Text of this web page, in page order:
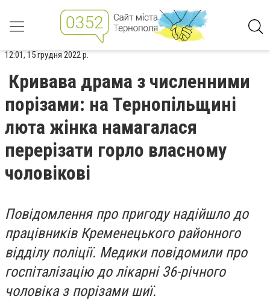
12:01, 15 грудня 2022 р.
Кривава драма з численними
порізами: на Тернопільщині
люта жінка намагалася
перерізати горло власному
чоловікові
Повідомлення про пригоду надійшло до
працівників Кременецького районного
відділу поліції. Медики повідомили про
госпіталізацію до лікарні 36-річного
чоловіка з порізами шиї.